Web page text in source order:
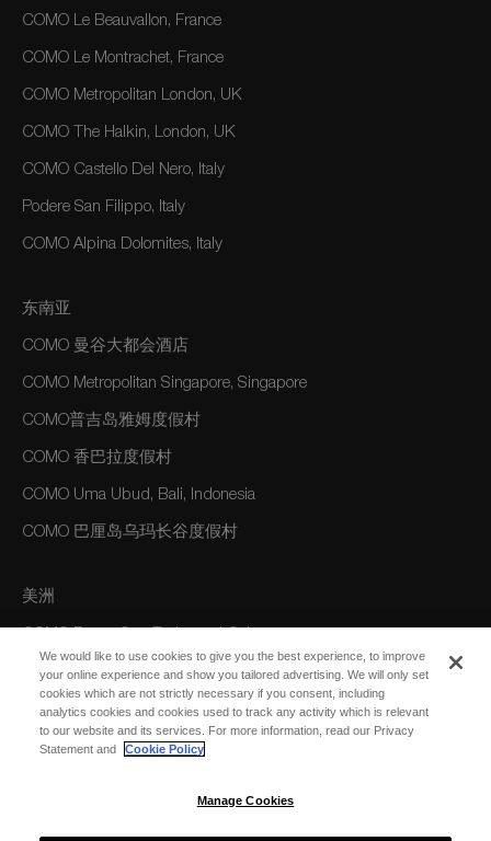
COMO Le Beauvallon, France
COMO Le Montrachet, France
COMO Metropolitan London, UK
COMO The Halkin, London, UK
COMO Castello Del Nero, Italy
Podere San Filippo, Italy
COMO Alpina Dolomites, Italy
东南亚
COMO 曼谷大都会酒店
COMO Metropolitan Singapore, Singapore
COMO普吉岛雅姆度假村
COMO 香巴拉度假村
COMO Uma Ubud, Bali, Indonesia
COMO 巴厘岛乌玛长谷度假村
美洲
澳大利亚/大洋洲
COMO The Treasury, Perth
We would like to use cookies to give you the best experience, to improve
your online experience and show you tailored advertising. We will only set
cookies which are not strictly necessary if you consent, including
analytics cookies and cookies used to track any activity which is relevant
to our website and its services. For more information, read our Privacy
Statement and
Cookie Policy
Manage Cookies